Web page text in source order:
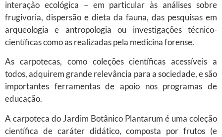
interação ecológica – em particular às análises sobre
frugivoria, dispersão e dieta da fauna, das pesquisas em
arqueologia e antropologia ou investigações técnico-
científicas como as realizadas pela medicina forense.
As carpotecas, como coleções científicas acessíveis a
todos, adquirem grande relevância para a sociedade, e são
importantes ferramentas de apoio nos programas de
educação.
A carpoteca do Jardim Botânico Plantarum é uma coleção
científica de caráter didático, composta por frutos (e